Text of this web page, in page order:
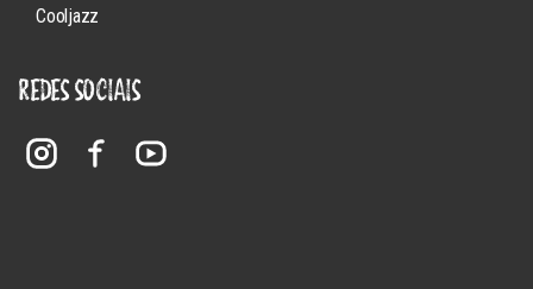
Cooljazz
REDES SOCIAIS